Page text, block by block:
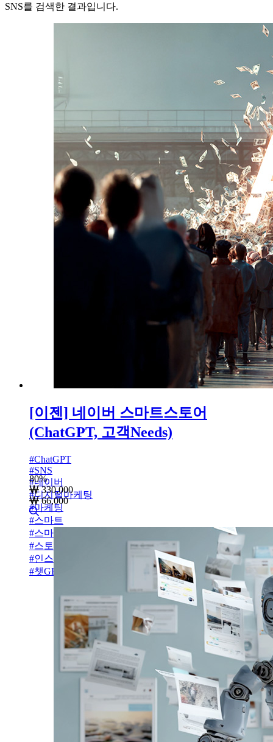
SNS를 검색한 결과입니다.
[이젠] 네이버 스마트스토어
(ChatGPT, 고객Needs)
#ChatGPT
#SNS
#네이버
#디지털마케팅
#마케팅
#스마트
#스마트스토어
#스토어
#인스타그램
#챗GPT
80%
330,000
66,000